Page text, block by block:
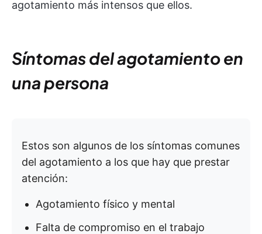
agotamiento más intensos que ellos.
Síntomas del agotamiento en
una persona
Estos son algunos de los síntomas comunes
del agotamiento a los que hay que prestar
atención:
Agotamiento físico y mental
Falta de compromiso en el trabajo